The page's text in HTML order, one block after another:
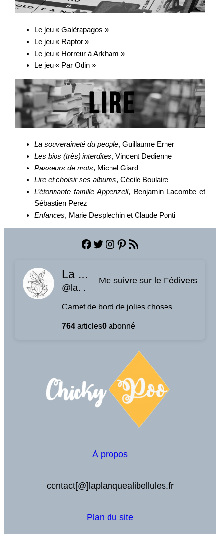
Le jeu « Galérapagos »
Le jeu « Raptor »
Le jeu « Horreur à Arkham »
Le jeu « Par Odin »
La souveraineté du people, Guillaume Erner
Les bios (très) interdites, Vincent Dedienne
Passeurs de mots, Michel Giard
Lire et choisir ses albums, Cécile Boulaire
L’étonnante famille Appenzell, Benjamin Lacombe et
Sébastien Perez
Enfances, Marie Desplechin et Claude Ponti
Facebook
Twitter
Instagram
Pinterest
Flux RSS
La planque à libellules
@laplanquealibellules.fr@www.laplanquealibellules.fr
Me suivre sur le Fédivers
Carnet de bord de jolies choses
764 articles0 abonné
À propos
contact[@]laplanquealibellules.fr
Plan du site